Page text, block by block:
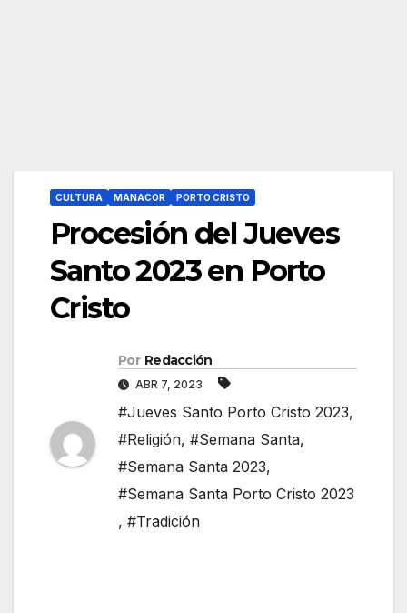
CULTURA MANACOR PORTO CRISTO
Procesión del Jueves
Santo 2023 en Porto
Cristo
Por Redacción
ABR 7, 2023
#Jueves Santo Porto Cristo 2023,
#Religión, #Semana Santa,
#Semana Santa 2023,
#Semana Santa Porto Cristo 2023
, #Tradición